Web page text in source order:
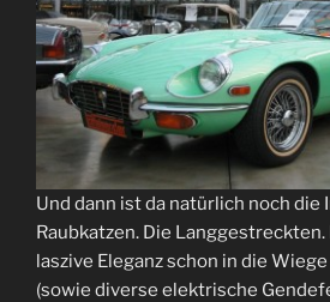
Und dann ist da natürlich noch die
Raubkatzen. Die Langgestreckten.
laszive Eleganz schon in die
(sowie diverse elektrische